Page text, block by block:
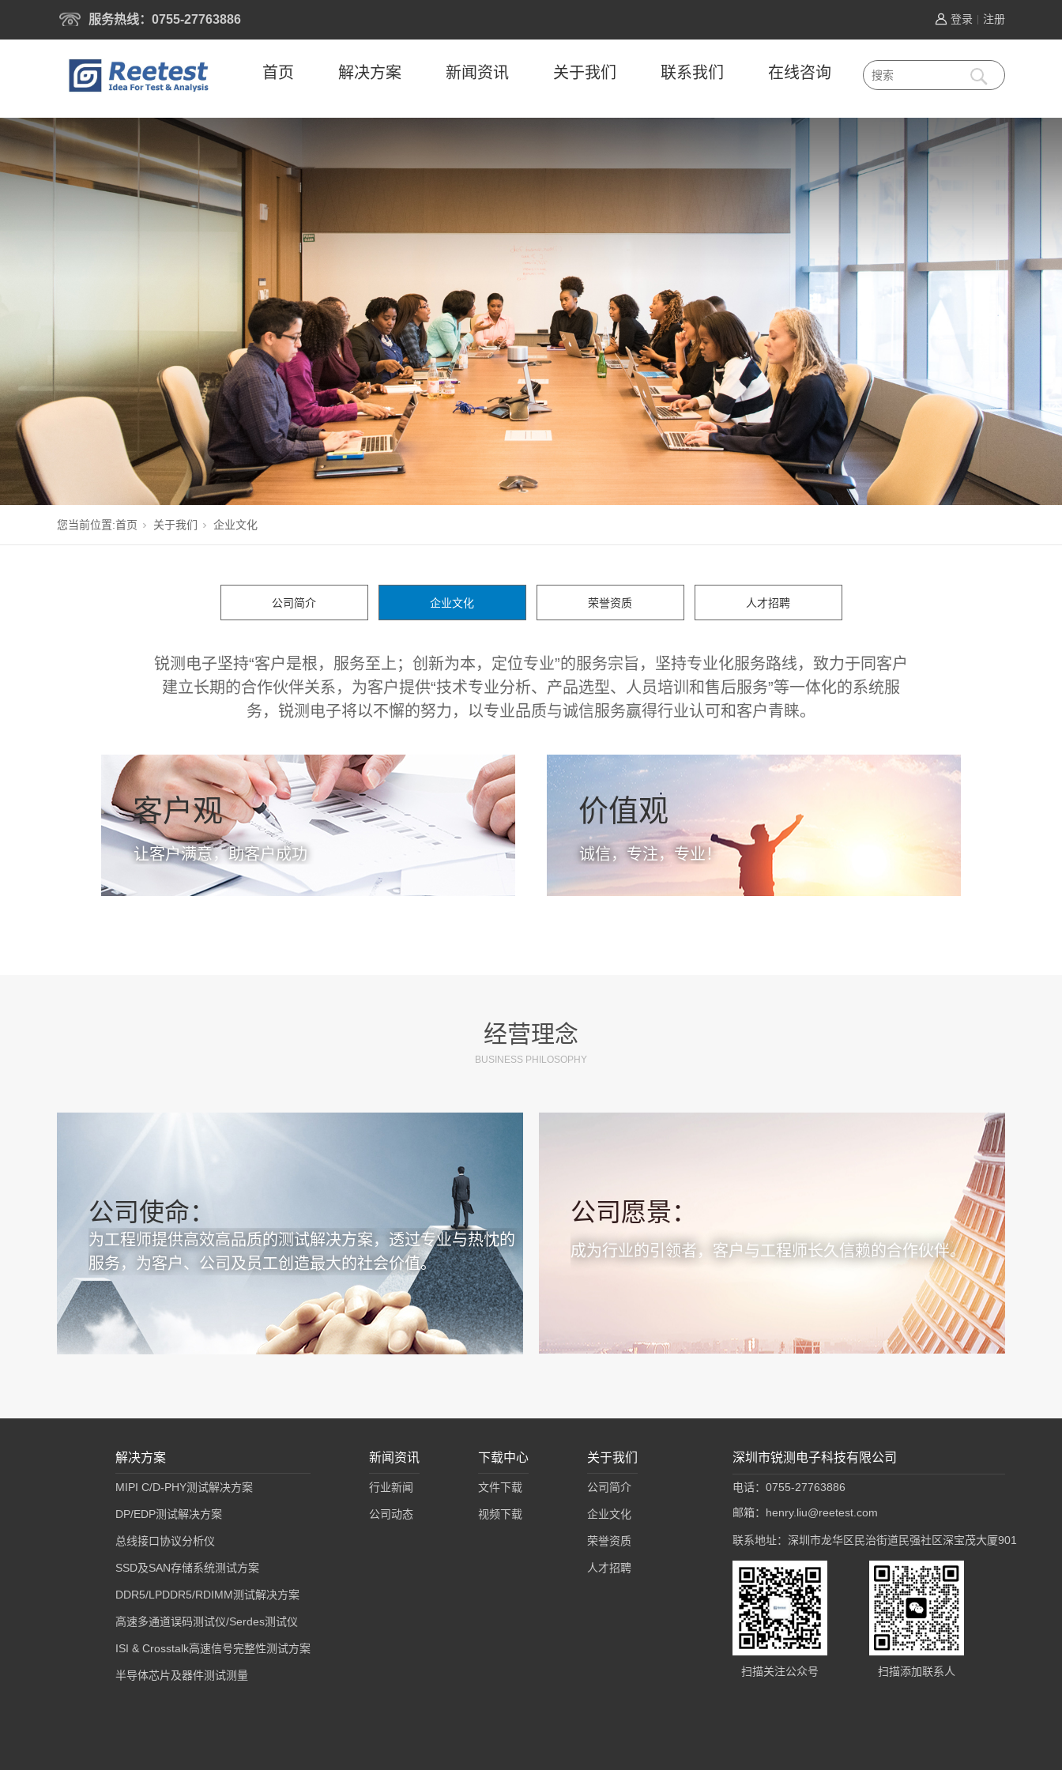
服务热线：0755-27763886 登录 注册
首页 解决方案 新闻资讯 关于我们 联系我们 在线咨询
您当前位置:首页 关于我们 企业文化
公司简介 企业文化 荣誉资质 人才招聘
锐测电子坚持“客户是根，服务至上；创新为本，定位专业”的服务宗旨，坚持专业化服务路线，致力于同客户
建立长期的合作伙伴关系，为客户提供“技术专业分析、产品选型、人员培训和售后服务”等一体化的系统服
务，锐测电子将以不懈的努力，以专业品质与诚信服务赢得行业认可和客户青睐。
客户观
让客户满意，助客户成功
价值观
诚信，专注，专业！
经营理念
BUSINESS PHILOSOPHY
公司使命：
为工程师提供高效高品质的测试解决方案，透过专业与热忱的
服务，为客户、公司及员工创造最大的社会价值。
公司愿景：
成为行业的引领者，客户与工程师长久信赖的合作伙伴。
解决方案
MIPI C/D-PHY测试解决方案
DP/EDP测试解决方案
总线接口协议分析仪
SSD及SAN存储系统测试方案
DDR5/LPDDR5/RDIMM测试解决方案
高速多通道误码测试仪/Serdes测试仪
ISI & Crosstalk高速信号完整性测试方案
半导体芯片及器件测试测量
新闻资讯
行业新闻
公司动态
下载中心
文件下载
视频下载
关于我们
公司简介
企业文化
荣誉资质
人才招聘
深圳市锐测电子科技有限公司
电话：0755-27763886
邮箱：henry.liu@reetest.com
联系地址：深圳市龙华区民治街道民强社区深宝茂大厦901
扫描关注公众号 扫描添加联系人